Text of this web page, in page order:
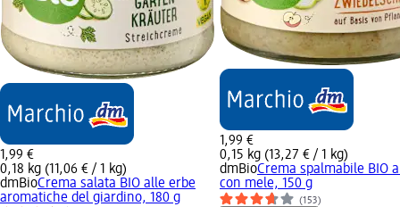
1,99 €
0,18 kg (11,06 € / 1 kg)
dmBioCrema salata BIO alle erbe
aromatiche del giardino, 180 g
1,99 €
0,15 kg (13,27 € / 1 kg)
dmBioCrema spalmabile BIO
con mele, 150 g
(153)